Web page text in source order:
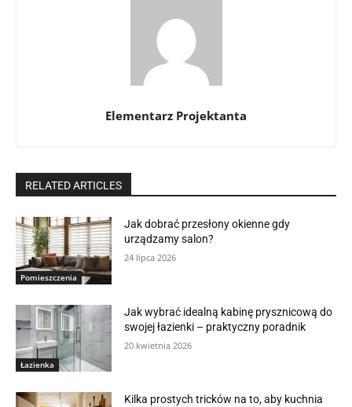
Elementarz Projektanta
RELATED ARTICLES
Pomieszczenia
Jak dobrać przesłony okienne gdy
urządzamy salon?
24 lipca 2026
Łazienka
Jak wybrać idealną kabinę prysznicową do
swojej łazienki – praktyczny poradnik
20 kwietnia 2026
Kilka prostych tricków na to, aby kuchnia